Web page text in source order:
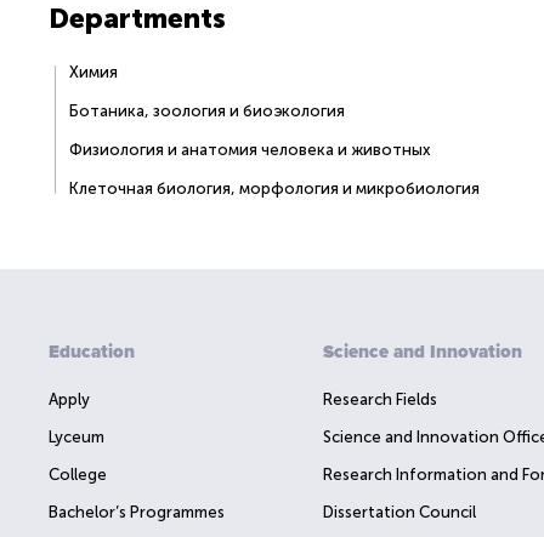
Departments
Химия
Ботаника, зоология и биоэкология
Физиология и анатомия человека и животных
Клеточная биология, морфология и микробиология
Education
Apply
Lyceum
College
Bachelor’s Programmes
Science and Innovation
Research Fields
Science and Innovation
Research Information and
Dissertation Council